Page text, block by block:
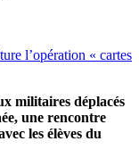
l’opération « cartes
militaires déplacés
une rencontre
les élèves du